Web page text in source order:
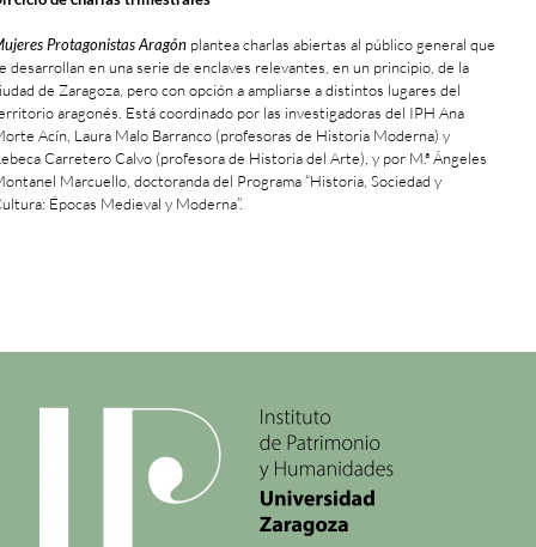
Protagonistas Aragón plantea charlas abiertas al público general que
desarrollan en una serie de enclaves relevantes, en un principio, de la
de Zaragoza, pero con opción a ampliarse a distintos lugares del
aragonés. Está coordinado por las investigadoras del IPH Ana
Acín, Laura Malo Barranco (profesoras de Historia Moderna) y
Carretero Calvo (profesora de Historia del Arte), y por M.ª Ángeles
Marcuello, doctoranda del Programa “Historia, Sociedad y
Épocas Medieval y Moderna”.